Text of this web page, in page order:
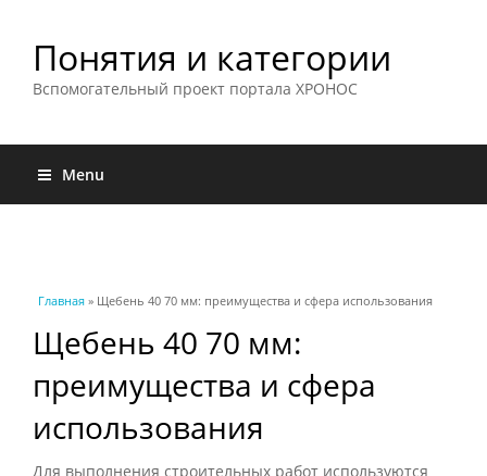
Понятия и категории
Вспомогательный проект портала ХРОНОС
Menu
Вы здесь
Главная » Щебень 40 70 мм: преимущества и сфера использования
Щебень 40 70 мм:
преимущества и сфера
использования
Для выполнения строительных работ используются